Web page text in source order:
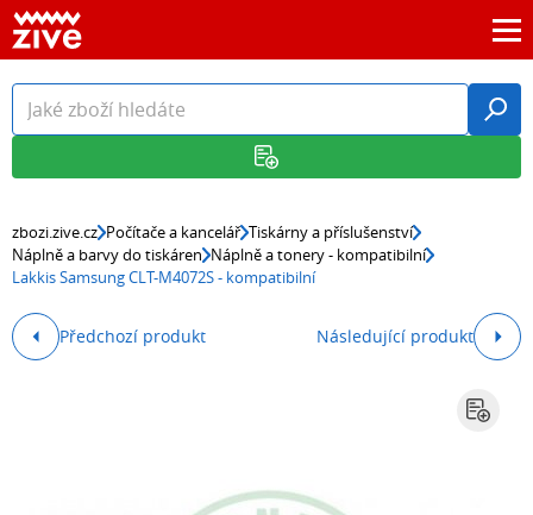
zbozi.zive.cz Počítače a kancelář Tiskárny a příslušenství
Náplně a barvy do tiskáren Náplně a tonery - kompatibilní
Lakkis Samsung CLT-M4072S - kompatibilní
Předchozí produkt Následující produkt